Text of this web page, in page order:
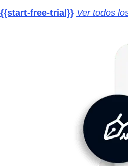
{{start-free-trial}} Ver todos